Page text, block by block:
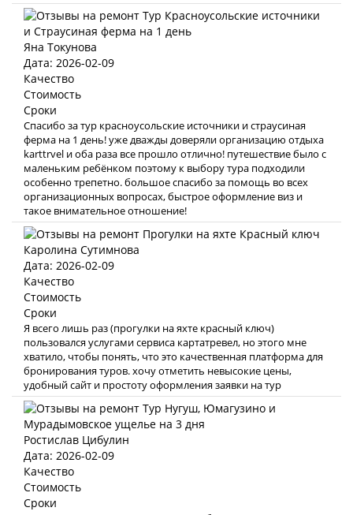
Яна Токунова
Дата: 2026-02-09
Качество
Стоимость
Сроки
Спасибо за тур красноусольские источники и страусиная
ферма на 1 день! уже дважды доверяли организацию отдыха
karttrvel и оба раза все прошло отлично! путешествие было с
маленьким ребёнком поэтому к выбору тура подходили
особенно трепетно. большое спасибо за помощь во всех
организационных вопросах, быстрое оформление виз и
такое внимательное отношение!
Каролина Сутимнова
Дата: 2026-02-09
Качество
Стоимость
Сроки
Я всего лишь раз (прогулки на яхте красный ключ)
пользовался услугами сервиса картатревел, но этого мне
хватило, чтобы понять, что это качественная платформа для
бронирования туров. хочу отметить невысокие цены,
удобный сайт и простоту оформления заявки на тур
Ростислав Цибулин
Дата: 2026-02-09
Качество
Стоимость
Сроки